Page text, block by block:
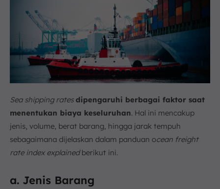
Sea shipping rates dipengaruhi berbagai faktor saat
menentukan biaya keseluruhan. Hal ini mencakup
jenis, volume, berat barang, hingga jarak tempuh
sebagaimana dijelaskan dalam panduan ocean freight
rate index explainedberikut ini.
a. Jenis Barang